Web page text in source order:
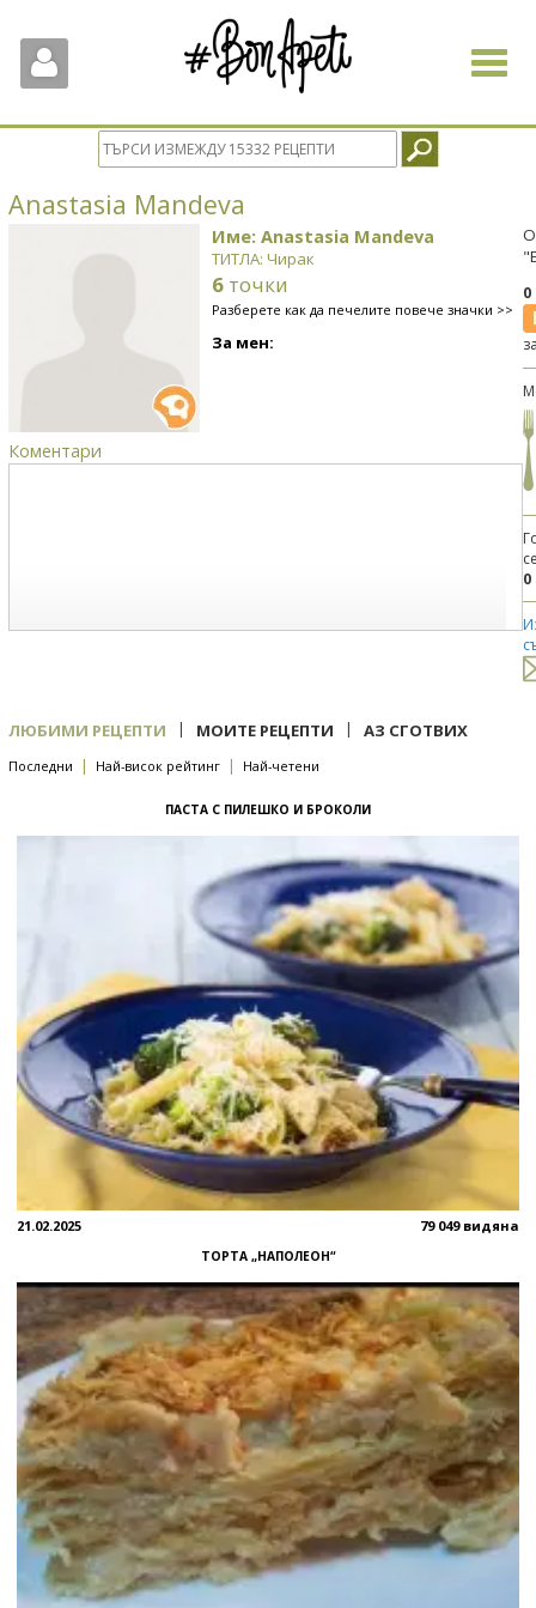
Toggle
Anastasia Mandeva
Име: Anastasia Mandeva
ТИТЛА: Чирак
6 точки
Разберете как да печелите повече значки >>
За мен:
Коментари
0
ЛЮБИМИ РЕЦЕПТИ | МОИТЕ РЕЦЕПТИ | АЗ СГОТВИХ
Последни | Най-висок рейтинг | Най-четени
ПАСТА С ПИЛЕШКО И БРОКОЛИ
21.02.2025 79 049 видяна
ТОРТА „НАПОЛЕОН“